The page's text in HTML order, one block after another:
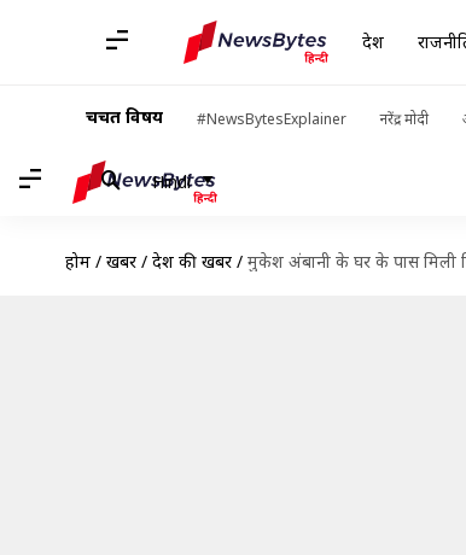
देश
चर्चित विषय #NewsBytesExplainer नरेंद्र मोदी
Hindi
होम / खबरें / देश की खबरें / मुकेश अंबानी के घर के पास मिली